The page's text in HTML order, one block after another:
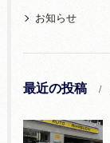
お知らせ
最近の投稿